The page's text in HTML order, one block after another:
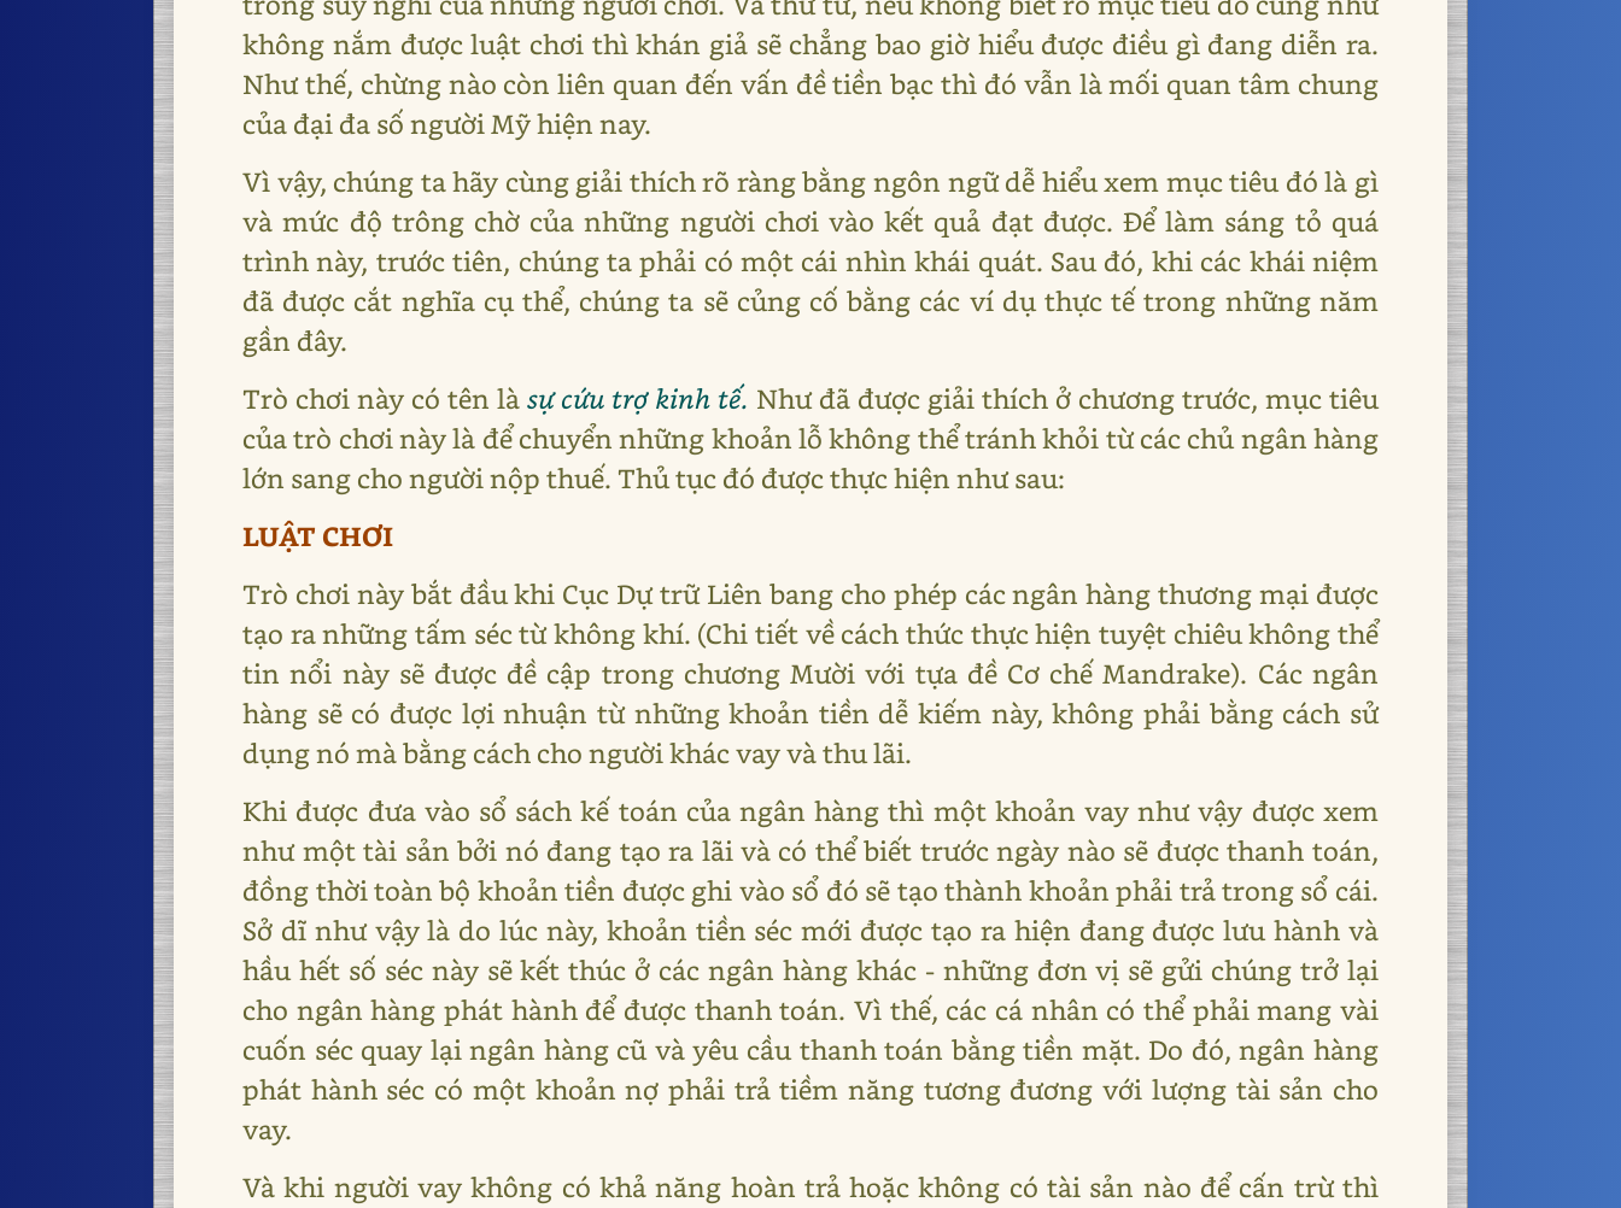
không nắm được luật chơi thì khán giả sẽ chẳng bao giờ hiểu được điều gì đang diễn ra.
Như thế, chừng nào còn liên quan đến vấn đề tiền bạc thì đó vẫn là mối quan tâm chung
của đại đa số người Mỹ hiện nay.
Vì vậy, chúng ta hãy cùng giải thích rõ ràng bằng ngôn ngữ dễ hiểu xem mục tiêu đó là gì
và mức độ trông chờ của những người chơi vào kết quả đạt được. Để làm sáng tỏ quá
trình này, trước tiên, chúng ta phải có một cái nhìn khái quát. Sau đó, khi các khái niệm
đã được cắt nghĩa cụ thể, chúng ta sẽ củng cố bằng các ví dụ thực tế trong những năm
gần đây.
Trò chơi này có tên làsự cứu trợ kinh tế. Như đã được giải thích ở chương trước, mục tiêu
của trò chơi này là để chuyển những khoản lỗ không thể tránh khỏi từ các chủ ngân hàng
lớn sang cho người nộp thuế. Thủ tục đó được thực hiện như sau:
LUẬT CHƠI
Trò chơi này bắt đầu khi Cục Dự trữ Liên bang cho phép các ngân hàng thương mại được
tạo ra những tấm séc từ không khí. (Chi tiết về cách thức thực hiện tuyệt chiêu không thể
tin nổi này sẽ được đề cập trong chương Mười với tựa đề Cơ chế Mandrake). Các ngân
hàng sẽ có được lợi nhuận từ những khoản tiền dễ kiếm này, không phải bằng cách sử
dụng nó mà bằng cách cho người khác vay và thu lãi.
Khi được đưa vào sổ sách kế toán của ngân hàng thì một khoản vay như vậy được xem
như một tài sản bởi nó đang tạo ra lãi và có thể biết trước ngày nào sẽ được thanh toán,
đồng thời toàn bộ khoản tiền được ghi vào sổ đó sẽ tạo thành khoản phải trả trong sổ cái.
Sở dĩ như vậy là do lúc này, khoản tiền séc mới được tạo ra hiện đang được lưu hành và
hầu hết số séc này sẽ kết thúc ở các ngân hàng khác - những đơn vị sẽ gửi chúng trở lại
cho ngân hàng phát hành để được thanh toán. Vì thế, các cá nhân có thể phải mang vài
cuốn séc quay lại ngân hàng cũ và yêu cầu thanh toán bằng tiền mặt. Do đó, ngân hàng
phát hành séc có một khoản nợ phải trả tiềm năng tương đương với lượng tài sản cho
vay.
Và khi người vay không có khả năng hoàn trả hoặc không có tài sản nào để cấn trừ thì